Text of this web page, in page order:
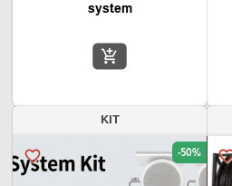
system
add_shopping_cart
KIT
favorite_border -50%